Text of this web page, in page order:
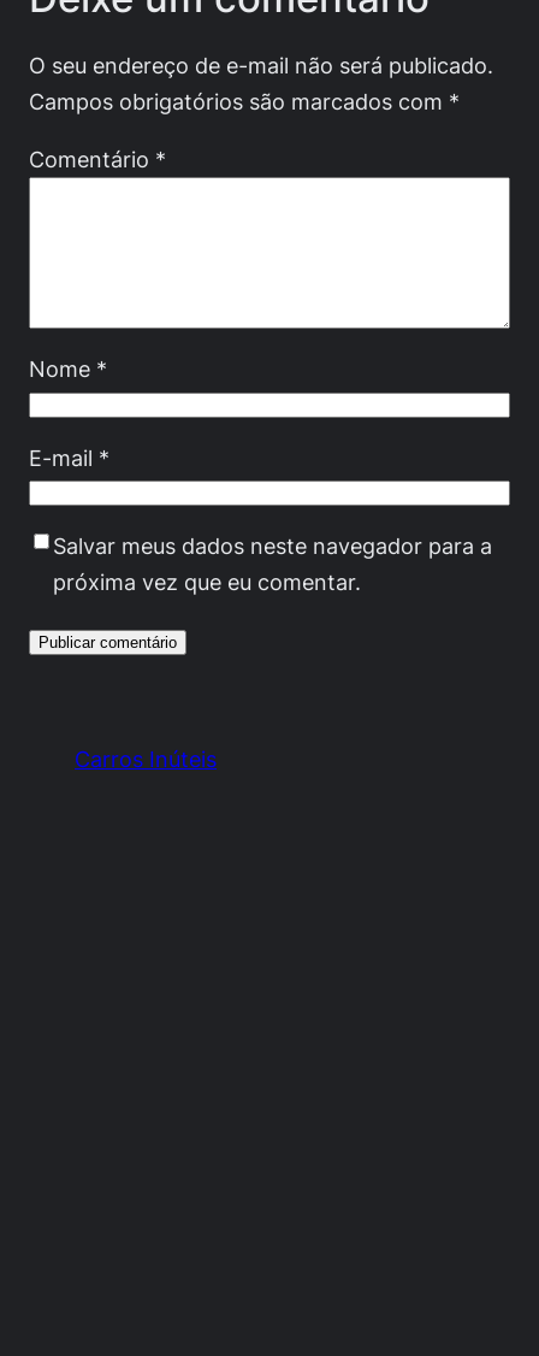
O seu endereço de e-mail não será publicado.
Campos obrigatórios são marcados com *
Comentário *
Nome *
E-mail *
Salvar meus dados neste navegador para a
próxima vez que eu comentar.
Carros Inúteis